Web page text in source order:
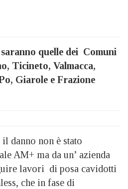
quelle dei Comuni
Ticineto, Valmacca,
Giarole e Frazione
il danno non è stato
AM+ ma da un’ azienda
lavori di posa cavidotti
che in fase di